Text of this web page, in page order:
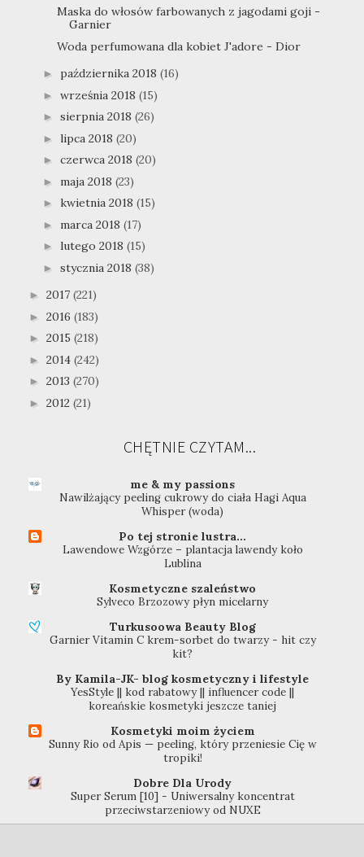
Maska do włosów farbowanych z jagodami goji -
Garnier
Woda perfumowana dla kobiet J'adore - Dior
► października 2018 (16)
► września 2018 (15)
► sierpnia 2018 (26)
► lipca 2018 (20)
► czerwca 2018 (20)
► maja 2018 (23)
► kwietnia 2018 (15)
► marca 2018 (17)
► lutego 2018 (15)
► stycznia 2018 (38)
► 2017 (221)
► 2016 (183)
► 2015 (218)
► 2014 (242)
► 2013 (270)
► 2012 (21)
CHĘTNIE CZYTAM...
me & my passions
Nawilżający peeling cukrowy do ciała Hagi Aqua
Whisper (woda)
Po tej stronie lustra...
Lawendowe Wzgórze – plantacja lawendy koło
Lublina
Kosmetyczne szaleństwo
Sylveco Brzozowy płyn micelarny
Turkusoowa Beauty Blog
Garnier Vitamin C krem-sorbet do twarzy - hit czy
kit?
By Kamila-JK- blog kosmetyczny i lifestyle
YesStyle || kod rabatowy || influencer code ||
koreańskie kosmetyki jeszcze taniej
Kosmetyki moim życiem
Sunny Rio od Apis — peeling, który przeniesie Cię w
tropiki!
Dobre Dla Urody
Super Serum [10] - Uniwersalny koncentrat
przeciwstarzeniowy od NUXE